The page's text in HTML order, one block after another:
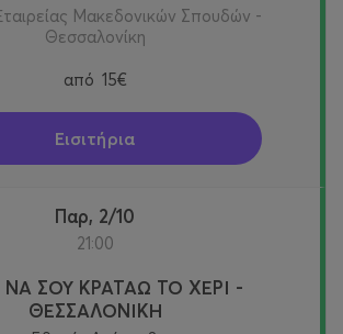
Μακεδονικών Σπουδών -
Θεσσαλονίκη
από 15€
Εισιτήρια
Παρ, 2/10
21:00
ΣΟΥ ΚΡΑΤΑΩ ΤΟ ΧΕΡΙ -
ΘΕΣΣΑΛΟΝΙΚΗ